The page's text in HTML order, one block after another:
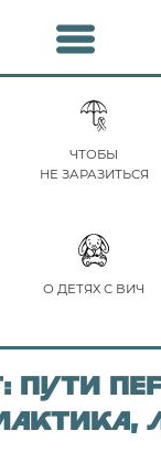
ЧТОБЫ
НЕ ЗАРАЗИТЬСЯ
О ДЕТЯХ С ВИЧ
пути